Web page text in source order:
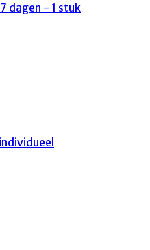
dagen - 1 stuk